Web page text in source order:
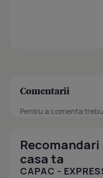
Comentarii
Pentru a comenta
casa ta
CAPAC -